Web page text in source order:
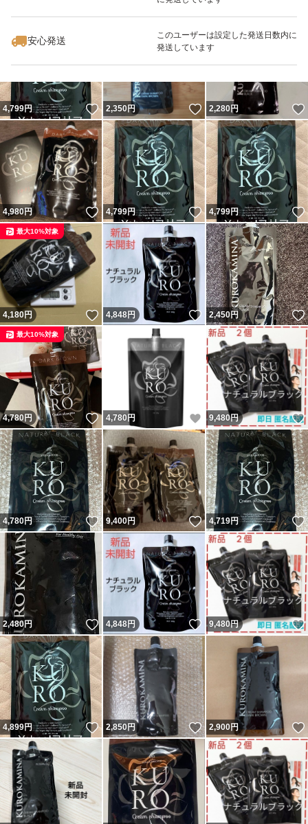
安心発送
このユーザーは設定した発送日数内に
発送しています
いいね！
9,200
4,799円 いいね！
2,350円 いいね！
2,280円
4,980円 いいね！
4,799円 いいね！
4,799円
4,180円 いいね！
最大10%対象
4,848円 いいね！
2,450円
4,780円 いいね！
最大10%対象
4,780 円 いいね！
9,480円
4,780円 いいね！
9,400円 いいね！
4,719円
2,480円 いいね！
4,848円 いいね！
9,480円
4,899円 いいね！
2,850円 いいね！
2,900円